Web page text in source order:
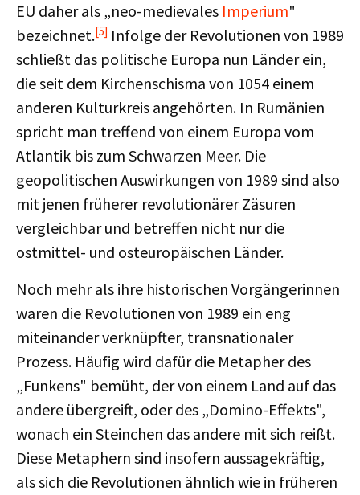
EU daher als „neo-medievales Imperium"
bezeichnet.[5] Infolge der Revolutionen von 1989
schließt das politische Europa nun Länder ein,
die seit dem Kirchenschisma von 1054 einem
anderen Kulturkreis angehörten. In Rumänien
spricht man treffend von einem Europa vom
Atlantik bis zum Schwarzen Meer. Die
geopolitischen Auswirkungen von 1989 sind also
mit jenen früherer revolutionärer Zäsuren
vergleichbar und betreffen nicht nur die
ostmittel- und osteuropäischen Länder.
Noch mehr als ihre historischen Vorgängerinnen
waren die Revolutionen von 1989 ein eng
miteinander verknüpfter, transnationaler
Prozess. Häufig wird dafür die Metapher des
„Funkens" bemüht, der von einem Land auf das
andere übergreift, oder des „Domino-Effekts",
wonach ein Steinchen das andere mit sich reißt.
Diese Metaphern sind insofern aussagekräftig,
als sich die Revolutionen ähnlich wie in früheren